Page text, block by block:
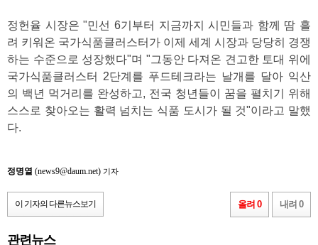
정헌율 시장은 "민선 6기부터 지금까지 시민들과 함께 땀 흘
려 키워온 국가식품클러스터가 이제 세계 시장과 당당히 경쟁
하는 수준으로 성장했다"며 "그동안 다져온 견고한 토대 위에
국가식품클러스터 2단계를 푸드테크라는 날개를 달아 익산
의 백년 먹거리를 완성하고, 전국 청년들이 꿈을 펼치기 위해
스스로 찾아오는 활력 넘치는 식품 도시가 될 것"이라고 말했
다.
정명열 (news9@daum.net) 기자
이 기자의 다른뉴스보기 올려 0 내려 0
관련뉴스